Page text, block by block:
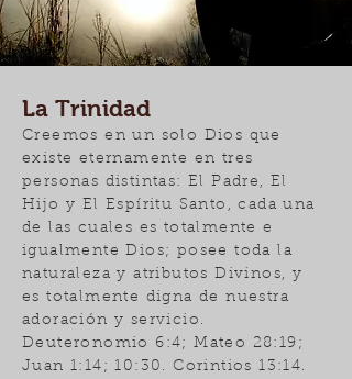
La Trinidad
Creemos en un solo Dios que
existe eternamente en tres
personas distintas: El Padre, El
Hijo y El Espíritu Santo, cada una
de las cuales es totalmente e
igualmente Dios; posee toda la
naturaleza y atributos Divinos, y
es totalmente digna de nuestra
adoración y servicio.
Deuteronomio 6:4; Mateo 28:19;
Juan 1:14; 10:30. Corintios 13:14.